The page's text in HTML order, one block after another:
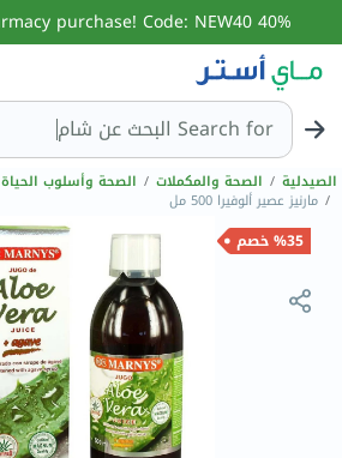
40% off 1st online pharmacy purchase! Code: NEW40
Search for البحث عن م
الصيدلية / الصحة والمكملات / الصحة وأسلوب الحياة
/ مارنيز عصير ألوفيرا 500 مل
%35 خصم